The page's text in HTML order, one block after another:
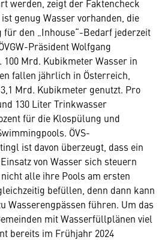
werden, zeigt der Faktencheck
genug Wasser vorhanden, die
den „Inhouse“-Bedarf jederzeit
Präsident Wolfgang
Mrd. Kubikmeter Wasser in
fallen jährlich in Österreich,
Mrd. Kubikmeter genutzt. Pro
130 Liter Trinkwasser
für die Klospülung und
ÖVS-
ist davon überzeugt, dass ein
von Wasser sich steuern
alle ihre Pools am ersten
befüllen, denn dann kann
Wasserengpässen führen. Um das
mit Wasserfüllplänen viel
bereits im Frühjahr 2024